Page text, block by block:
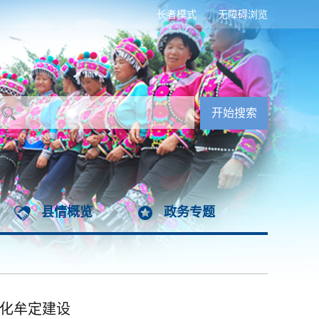
无障碍浏览
长者模式
县情概览 政务专题
牟定建设